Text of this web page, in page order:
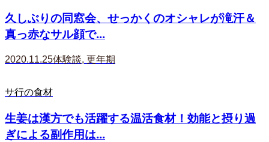
久しぶりの同窓会、せっかくのオシャレが滝汗＆
真っ赤なサル顔で...
2020.11.25体験談, 更年期
サ行の食材
生姜は漢方でも活躍する温活食材！効能と摂り過
ぎによる副作用は...